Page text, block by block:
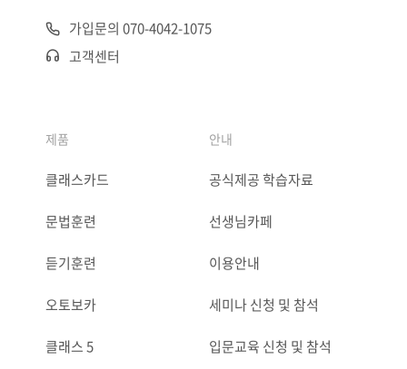
가입문의 070-4042-1075
고객센터
제품
클래스카드
문법훈련
듣기훈련
오토보카
클래스 5
안내
공식제공 학습자료
선생님카페
이용안내
세미나 신청 및 참석
입문교육 신청 및 참석